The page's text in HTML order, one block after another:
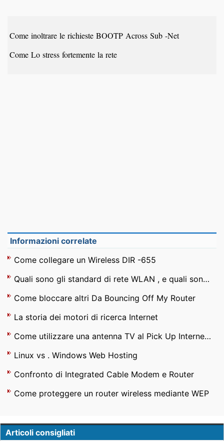
Come inoltrare le richieste BOOTP Across Sub -Net
Come Lo stress fortemente la rete
Informazioni correlate
Come collegare un Wireless DIR -655
Quali sono gli standard di rete WLAN , e quali sono i vantaggi e svantaggi ?
Come bloccare altri Da Bouncing Off My Router
La storia dei motori di ricerca Internet
Come utilizzare una antenna TV al Pick Up Internet senza fili
Linux vs . Windows Web Hosting
Confronto di Integrated Cable Modem e Router
Come proteggere un router wireless mediante WEP
Articoli consigliati